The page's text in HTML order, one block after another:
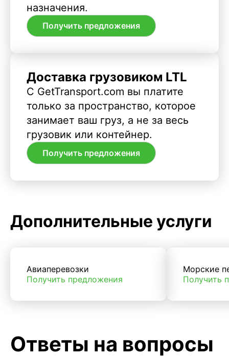
назначения.
Получить предложения
Доставка грузовиком LTL
С GetTransport.com вы платите
только за пространство, которое
занимает ваш груз, а не за весь
грузовик или контейнер.
Получить предложения
Дополнительные услуги
Авиаперевозки
Получить предложения
Морские
Получить
Ответы на вопросы